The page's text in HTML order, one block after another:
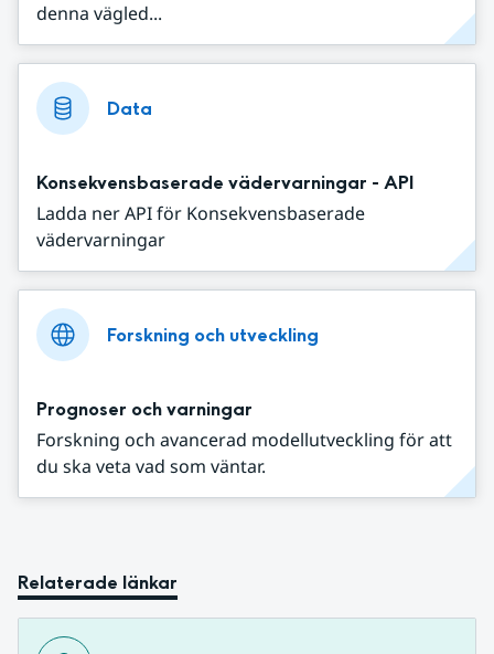
denna vägled...
Data
Konsekvensbaserade vädervarningar - API
Ladda ner API för Konsekvensbaserade
vädervarningar
Forskning och utveckling
Prognoser och varningar
Forskning och avancerad modellutveckling för att
du ska veta vad som väntar.
Relaterade länkar